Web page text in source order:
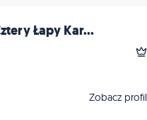
Łapy Kar...
Zobacz profil